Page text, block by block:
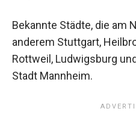
Bekannte Städte, die am
anderem Stuttgart,
Rottweil, Ludwigsburg
Stadt Mannheim.